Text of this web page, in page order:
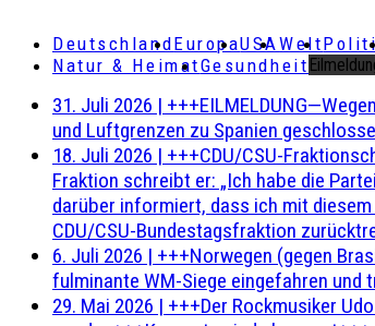
DeutschlandEuropaUSAWelt
Natur & HeimatGesundheit
31. Juli 2026 |
und Luftgrenzen zu Spanien
18. Juli 2026 | +++CDU/CSU-
Fraktion schreibt er: „Ich habe die
darüber informiert, dass ich mit
CDU/CSU-Bundestagsfraktion
6. Juli 2026 | +++Norwegen (gegen
fulminante WM-Siege eingefahren
29. Mai 2026 | +++Der Rockmusiker